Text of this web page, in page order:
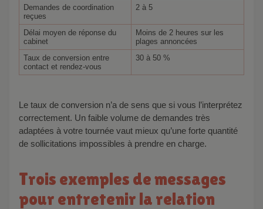
Demandes de coordination
reçues
2 à 5
Délai moyen de réponse du
cabinet
Moins de 2 heures sur les
plages annoncées
Taux de conversion entre
contact et rendez-vous
30 à 50 %
Le taux de conversion n’a de sens que si vous l’interprétez
correctement. Un faible volume de demandes très
adaptées à votre tournée vaut mieux qu’une forte quantité
de sollicitations impossibles à prendre en charge.
Trois exemples de messages
pour entretenir la relation